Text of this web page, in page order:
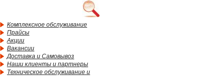
Комплексное обслуживание
Прайсы
Акции
Вакансии
Доставка и Самовывоз
Наши клиенты и партнеры
Техническое обслуживание и